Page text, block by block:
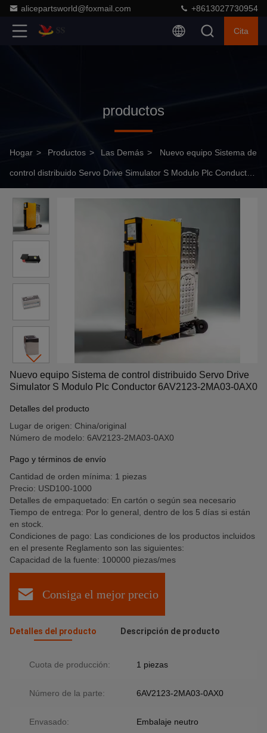
alicepartsworld@foxmail.com +8613027730954
Cita
productos
Hogar > Productos > Las Demás > Nuevo equipo Sistema de
control distribuido Servo Drive Simulator S Modulo Plc Conductor
Nuevo equipo Sistema de control distribuido Servo Drive
Simulator S Modulo Plc Conductor 6AV2123-2MA03-0AX0
Detalles del producto
Lugar de origen: China/original
Número de modelo: 6AV2123-2MA03-0AX0
Pago y términos de envío
Cantidad de orden mínima: 1 piezas
Precio: USD100-1000
Detalles de empaquetado: En cartón o según sea necesario
Tiempo de entrega: Por lo general, dentro de los 5 días si están
en stock.
Condiciones de pago: Las condiciones de los productos incluidos
en el presente Reglamento son las siguientes:
Capacidad de la fuente: 100000 piezas/mes
Consiga el mejor precio
Detalles del producto Descripción de producto
Cuota de producción: 1 piezas
Número de la parte: 6AV2123-2MA03-0AX0
Envasado: Embalaje neutro